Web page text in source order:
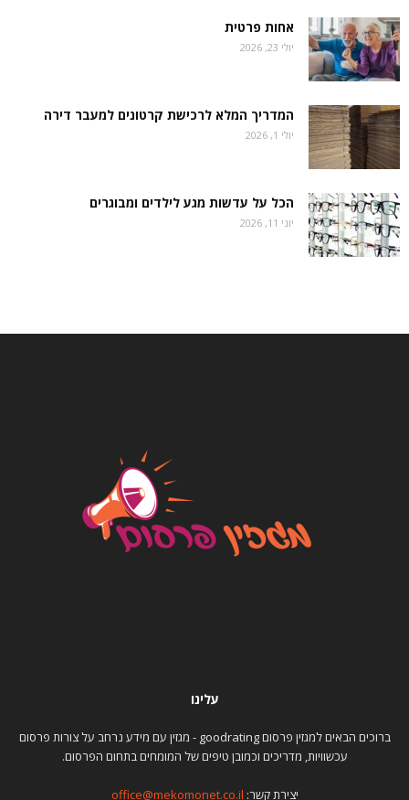
אחות פרטית
יולי 23, 2026
המדריך המלא לרכישת קרטונים למעבר דירה
יולי 1, 2026
הכל על עדשות מגע לילדים ומבוגרים
יוני 11, 2026
עלינו
ברוכים הבאים למגזין פרסום goodrating - מגזין עם מידע נרחב על צורות פרסום
עכשוויות, מדריכים וכמובן טיפים של המומחים בתחום הפרסום.
יצירת קשר: office@mekomonet.co.il